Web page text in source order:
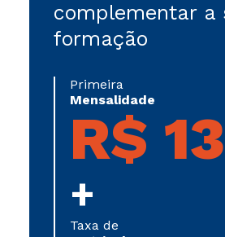
complementar a
formação
Primeira
Mensalidade
R$
+
Taxa de